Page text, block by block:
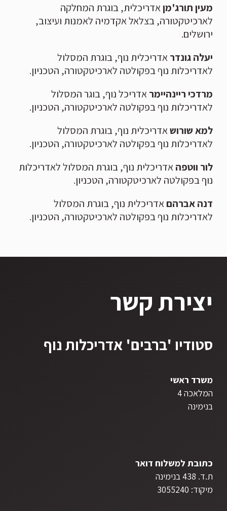
מעין תורג'מןאדריכלית, בוגרת המחלקה
לארכיטקטורה, בצלאל אקדמיה לאמנות ועיצוב,
ירושלים.
יעלה גונדראדריכלית נוף, בוגרת המסלול
לאדריכלות נוף בפקולטה לארכיטקטורה, הטכניון.
מרדכי ריינהיימראדריכל נוף, בוגר המסלול
לאדריכלות נוף בפקולטה לארכיטקטורה, הטכניון.
למא שורושאדריכלית נוף, בוגרת המסלול
לאדריכלות נוף בפקולטה לארכיטקטורה, הטכניון.
לור ווטפהאדריכלית נוף, בוגרת המסלול לאדריכלות
נוף בפקולטה לארכיטקטורה, הטכניון.
דנה אברהםאדריכלית נוף, בוגרת המסלול
לאדריכלות נוף בפקולטה לארכיטקטורה, הטכניון.
יצירת קשר
סטודיו 'ברבים' אדריכלות נוף
משרד ראשי
המלאכה 4
בנימינה
כתובת למשלוח דואר
ת.ד. 438 בנימינה
מיקוד: 3055240